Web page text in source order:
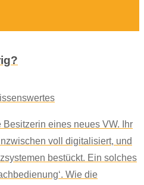
eines neues VW. Ihr
voll digitalisiert, und
bestückt. Ein solches
Wie die